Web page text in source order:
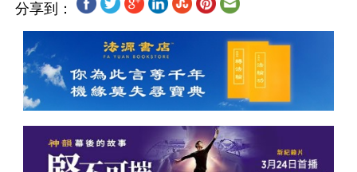
分享到：